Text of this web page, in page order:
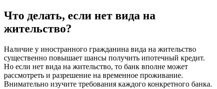
Что делать, если нет вида на
жительство?
Наличие у иностранного гражданина вида на жительство
существенно повышает шансы получить ипотечный кредит.
Но если нет вида на жительство, то банк вполне может
рассмотреть и разрешение на временное проживание.
Внимательно изучите требования каждого конкретного банка.